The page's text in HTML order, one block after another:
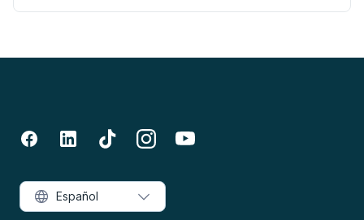
Español